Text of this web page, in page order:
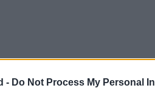
- Do Not Process My Personal